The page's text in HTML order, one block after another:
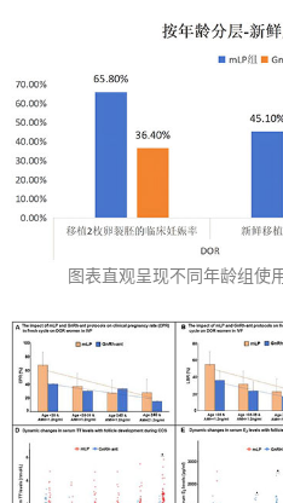
图表直观呈现不同年龄组使